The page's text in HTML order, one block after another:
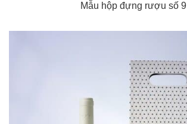
Mẫu hộp đựng rượu số 9